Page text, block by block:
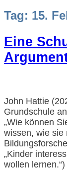
Tag: 15.
Eine
John Hattie
Grundschule
„Wie können
wissen, wie sie
„Kinder
wollen lernen.“)